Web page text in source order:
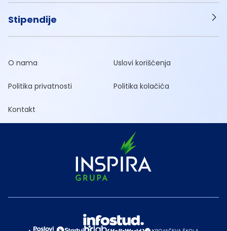
Stipendije
O nama Uslovi korišćenja
Politika privatnosti Politika kolačića
Kontakt